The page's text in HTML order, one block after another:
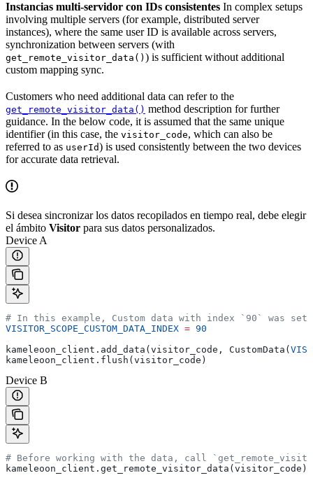
Instancias multi-servidor con IDs consistentes In complex setups
involving multiple servers (for example, distributed server
instances), where the same user ID is available across servers,
synchronization between servers (with
get_remote_visitor_data() ) is sufficient without additional
custom mapping sync.
Customers who need additional data can refer to the
get_remote_visitor_data() method description for further
guidance. In the below code, it is assumed that the same unique
identifier (in this case, the visitor_code, which can also be
referred to as userId) is used consistently between the two devices
for accurate data retrieval.
Si desea sincronizar los datos recopilados en tiempo real, debe elegir
el ámbito Visitor para sus datos personalizados.
Device A
# In this example, Custom data with index `90` was
VISITOR_SCOPE_CUSTOM_DATA_INDEX = 90
kameleoon_client.add_data(visitor_code, CustomData(
kameleoon_client.flush(visitor_code)
Device B
# Before working with the data, call
kameleoon_client.get_remote_visitor_data(visitor_code)